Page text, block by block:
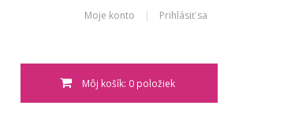
Moje konto Prihlásiť sa
Môj košík: 0 položiek